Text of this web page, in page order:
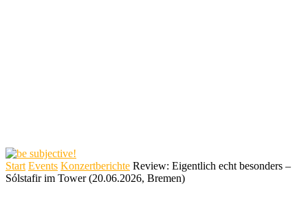
Start Events Konzertberichte Review: Eigentlich echt besonders –
Sólstafir im Tower (20.06.2026, Bremen)